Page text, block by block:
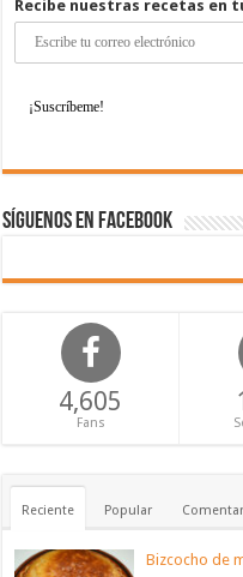
Recibe nuestras recetas en
Síguenos en Facebook
4,605
Fans
Reciente Popular
Bizcocho de